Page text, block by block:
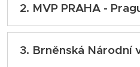
Třída mladých: VT, 3.
fena
Rozhodčí: MVDr.
2. MVP PRAHA -
30.11.2019, 1.12.2019
Třída mladých - 2xV1,
3. Brněnská Národní